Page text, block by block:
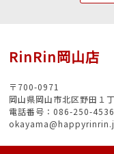
RinRin岡山店
〒700-0971
岡山県岡山市北区野田１
電話番号：086-250-4536